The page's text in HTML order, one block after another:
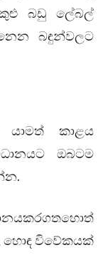
කුළු බඩු ලේබල්
බඳුන්වලට
යාමත් කාළය
ඔබටම
හොඳ විවේකයක්